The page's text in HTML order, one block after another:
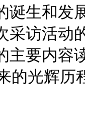
诞生和发
采访活动
主要内容
的光辉历